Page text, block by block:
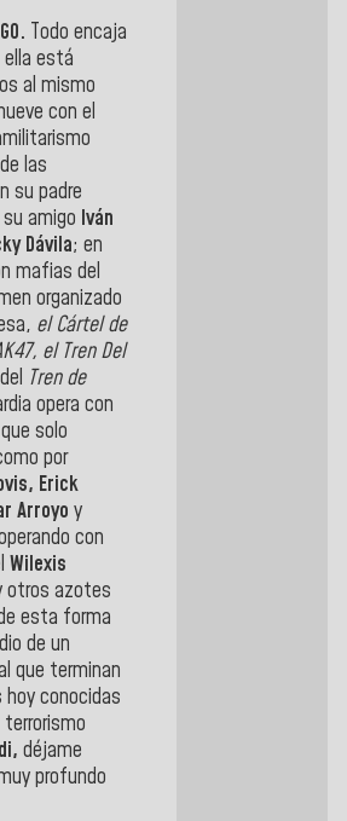
Todo encaja
ella está
al mismo
con el
las
su padre
amigo Iván
Dávila; en
mafias del
organizado
el Cártel de
el Tren Del
Tren de
opera con
solo
por
Erick
Arroyo y
con
Wilexis
otros azotes
esta forma
de un
que terminan
conocidas
terrorismo
déjame
profundo